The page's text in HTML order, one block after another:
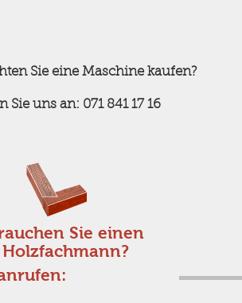
Sie eine Maschine kaufen?
Sie uns an: 071 841 17 16
Sie einen
Holzfachmann?